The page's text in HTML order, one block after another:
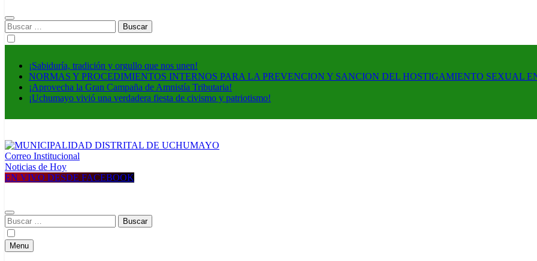
Buscar:
¡Sabiduría, tradición y orgullo que nos unen!
NORMAS Y PROCEDIMIENTOS INTERNOS PARA LA PREVENCION Y SANCION DEL HOSTIGAMIENTO SEXUAL
¡Aprovecha la Gran Campaña de Amnistía Tributaria!
¡Uchumayo vivió una verdadera fiesta de civismo y patriotismo!
MUNICIPALIDAD DISTRITAL DE UCHUMAYO
Construyendo una nueva Historia
Correo Institucional
Noticias de Hoy
EN VIVO DESDE FACEBOOK
Buscar:
Menu